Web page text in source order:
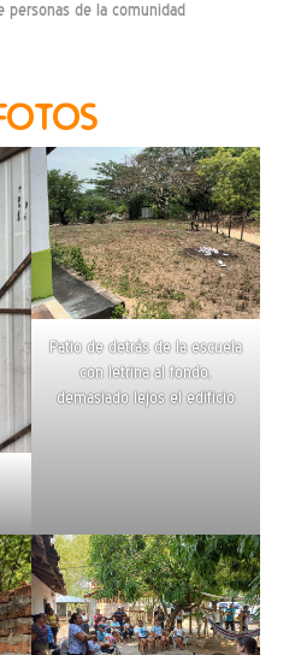
de la comunidad
Patio de detrás de la escuela
con letrina al fondo,
demasiado lejos el edificio